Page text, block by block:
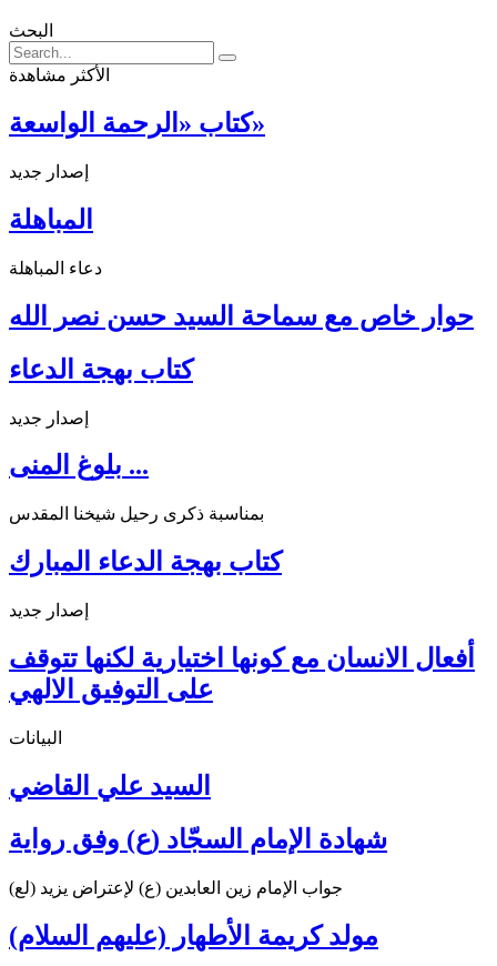
البحث
الأكثر مشاهدة
كتاب «الرحمة الواسعة»
إصدار جديد
المباهلة
دعاء المباهلة
حوار خاص مع سماحة السيد حسن نصر الله
كتاب بهجة الدعاء
إصدار جديد
بلوغ المنى ...
بمناسبة ذكرى رحيل شيخنا المقدس
كتاب بهجة الدعاء المبارك
إصدار جديد
أفعال الانسان مع كونها اختيارية لكنها تتوقف
على التوفيق الالهي
البيانات
السيد علي القاضي
شهادة الإمام السجّاد (ع) وفق رواية
جواب الإمام زين العابدين (ع) لإعتراض يزيد (لع)
مولد كريمة الأطهار (عليهم السلام)